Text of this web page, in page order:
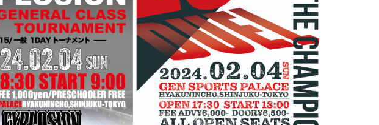
展示情報（2024年2月4日新宿＠GENスポーツパレス）